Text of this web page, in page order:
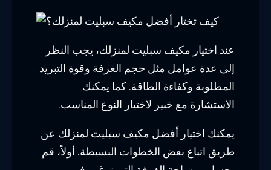
عند اختيار مكيف سبليت لمنزلك، يجب النظر
إلى عدة عوامل مثل حجم الغرفة وقوة التبريد
المطلوبة وكفاءة الطاقة. كما يمكنك
الاستشارة مع خبير لاختيار النوع المناسب.
يمكنك اختيار أفضل مكيف سبليت لمنزلك عن
طريق اتباع بعض الخطوات البسيطة. أولاً، قم